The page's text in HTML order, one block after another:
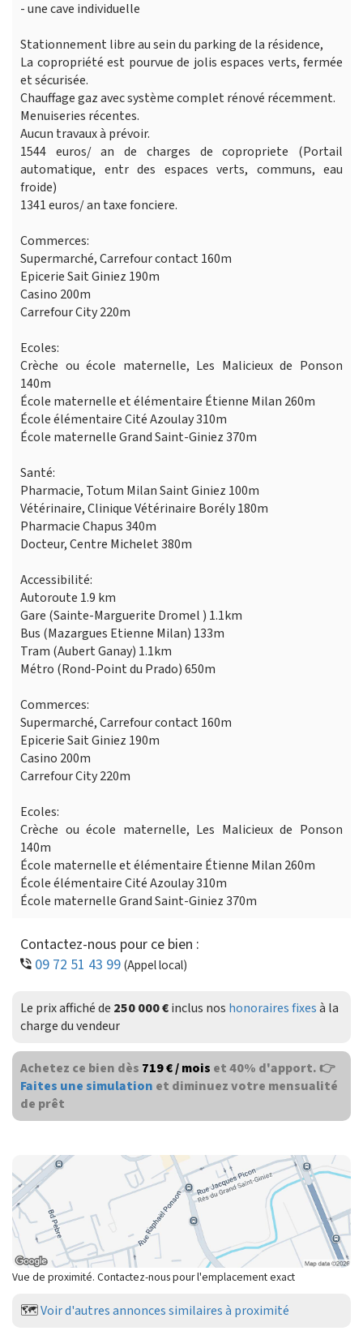
- une cave individuelle
Stationnement libre au sein du parking de la résidence,
La copropriété est pourvue de jolis espaces verts, fermée
et sécurisée.
Chauffage gaz avec système complet rénové récemment.
Menuiseries récentes.
Aucun travaux à prévoir.
1544 euros/ an de charges de copropriete (Portail
automatique, entr des espaces verts, communs, eau
froide)
1341 euros/ an taxe fonciere.
Commerces:
Supermarché, Carrefour contact 160m
Epicerie Sait Giniez 190m
Casino 200m
Carrefour City 220m
Ecoles:
Crèche ou école maternelle, Les Malicieux de Ponson
140m
École maternelle et élémentaire Étienne Milan 260m
École élémentaire Cité Azoulay 310m
École maternelle Grand Saint-Giniez 370m
Santé:
Pharmacie, Totum Milan Saint Giniez 100m
Vétérinaire, Clinique Vétérinaire Borély 180m
Pharmacie Chapus 340m
Docteur, Centre Michelet 380m
Accessibilité:
Autoroute 1.9 km
Gare (Sainte-Marguerite Dromel ) 1.1km
Bus (Mazargues Etienne Milan) 133m
Tram (Aubert Ganay) 1.1km
Métro (Rond-Point du Prado) 650m
Commerces:
Supermarché, Carrefour contact 160m
Epicerie Sait Giniez 190m
Casino 200m
Carrefour City 220m
Ecoles:
Crèche ou école maternelle, Les Malicieux de Ponson
140m
École maternelle et élémentaire Étienne Milan 260m
École élémentaire Cité Azoulay 310m
École maternelle Grand Saint-Giniez 370m
Contactez-nous pour ce bien :
09 72 51 43 99(Appel local)
Le prix affiché de 250 000 €inclus nos honoraires fixesà la
charge du vendeur
Achetez ce bien dès 719 € / mois et 40% d'apport. 👉
Faites une simulation et diminuez votre mensualité
de prêt
Vue de proximité. Contactez-nous pour l'emplacement exact
🗺️Voir d'autres annonces similaires à proximité